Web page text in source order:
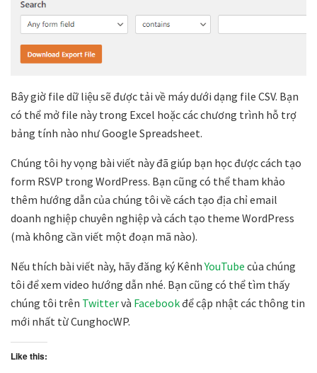
Bây giờ file dữ liệu sẽ được tải về máy dưới dạng file CSV. Bạn
có thể mở file này trong Excel hoặc các chương trình hỗ trợ
bảng tính nào như Google Spreadsheet.
Chúng tôi hy vọng bài viết này đã giúp bạn học được cách tạo
form RSVP trong WordPress. Bạn cũng có thể tham khảo
thêm hướng dẫn của chúng tôi về cách tạo địa chỉ email
doanh nghiệp chuyên nghiệp và cách tạo theme WordPress
(mà không cần viết một đoạn mã nào).
Nếu thích bài viết này, hãy đăng ký KênhYouTube của chúng
tôi để xem video hướng dẫn nhé. Bạn cũng có thể tìm thấy
chúng tôi trên Twittervà Facebookđể cập nhật các thông tin
mới nhất từ CunghocWP.
Like this: